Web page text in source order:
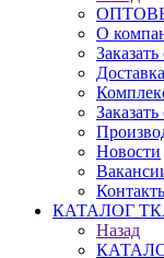
О
Новости
КАТАЛОГ
Назад